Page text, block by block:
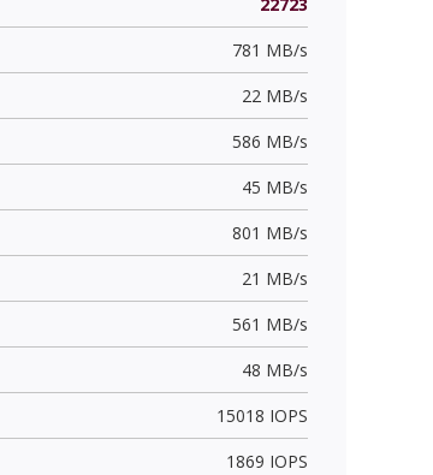
781 MB/s
22 MB/s
586 MB/s
45 MB/s
801 MB/s
21 MB/s
561 MB/s
48 MB/s
15018 IOPS
1869 IOPS